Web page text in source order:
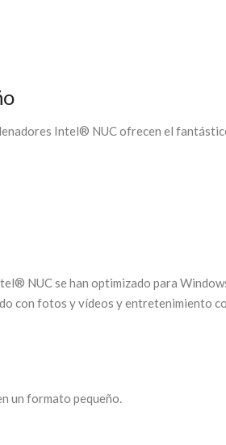
Intel® NUC ofrecen el
NUC se han optimizado para
con fotos y vídeos y entretenimiento
un formato pequeño.